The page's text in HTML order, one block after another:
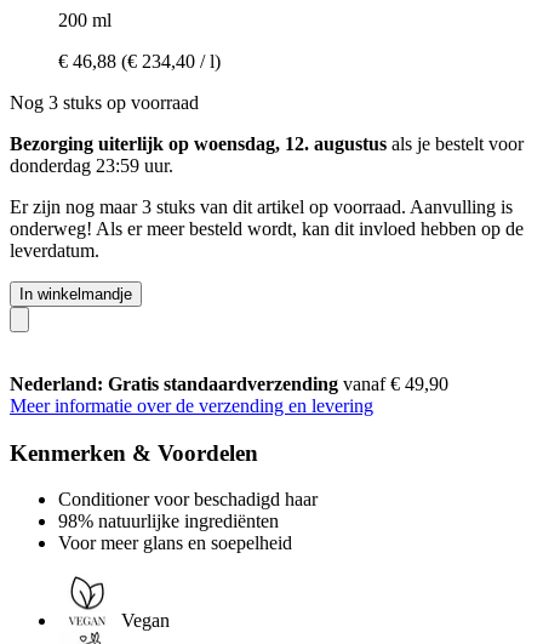
200 ml
€ 46,88 (€ 234,40 / l)
Nog 3 stuks op voorraad
Bezorging uiterlijk op woensdag, 12. augustus als je bestelt voor
donderdag 23:59 uur.
Er zijn nog maar 3 stuks van dit artikel op voorraad. Aanvulling is
onderweg! Als er meer besteld wordt, kan dit invloed hebben op de
leverdatum.
In winkelmandje
Nederland: Gratis standaardverzending vanaf € 49,90
Meer informatie over de verzending en levering
Kenmerken & Voordelen
Conditioner voor beschadigd haar
98% natuurlijke ingrediënten
Voor meer glans en soepelheid
Vegan